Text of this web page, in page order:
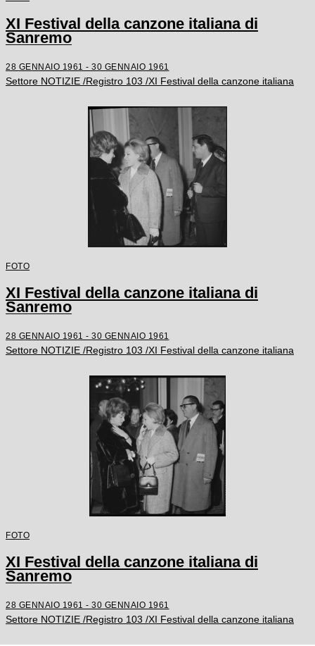
XI Festival della canzone italiana di
Sanremo
28 GENNAIO 1961 - 30 GENNAIO 1961
Settore NOTIZIE /Registro 103 /XI Festival della canzone italiana
FOTO
XI Festival della canzone italiana di
Sanremo
28 GENNAIO 1961 - 30 GENNAIO 1961
Settore NOTIZIE /Registro 103 /XI Festival della canzone italiana
FOTO
XI Festival della canzone italiana di
Sanremo
28 GENNAIO 1961 - 30 GENNAIO 1961
Settore NOTIZIE /Registro 103 /XI Festival della canzone italiana